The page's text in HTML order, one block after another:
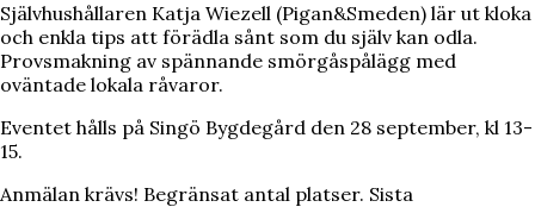
Självhushållaren Katja Wiezell (Pigan&Smeden) lär ut kloka
och enkla tips att förädla sånt som du själv kan odla.
Provsmakning av spännande smörgåspålägg med
oväntade lokala råvaror.
Eventet hålls på Singö Bygdegård den 28 september, kl 13-
15.
Anmälan krävs! Begränsat antal platser. Sista